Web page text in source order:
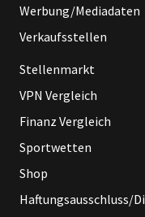
Werbung/Mediadaten
Verkaufsstellen
Stellenmarkt
VPN Vergleich
Finanz Vergleich
Sportwetten
Shop
Haftungsausschluss/